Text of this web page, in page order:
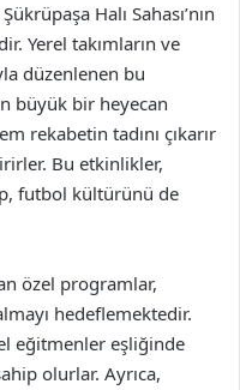
Halı Sahası’nın
Yerel takımların ve
düzenlenen bu
büyük bir heyecan
rekabetin tadını çıkarır
Bu etkinlikler,
futbol kültürünü de
özel programlar,
hedeflemektedir.
eğitmenler eşliğinde
olurlar. Ayrıca,